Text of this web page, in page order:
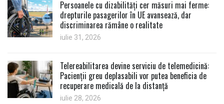
Persoanele cu dizabilități cer măsuri mai ferme:
drepturile pasagerilor în UE avansează, dar
discriminarea rămâne o realitate
iulie 31, 2026
Telereabilitarea devine serviciu de telemedicină:
Pacienții greu deplasabili vor putea beneficia de
recuperare medicală de la distanță
iulie 28, 2026